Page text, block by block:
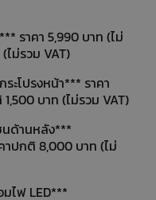
คา 5,990 บาท (ไม่
ไม่รวม VAT)
ปรงหน้า*** ราคา
บาท (ไม่รวม VAT)
านหลัง***
คาปกติ 8,000 บาท (ไม่
ฟ LED***